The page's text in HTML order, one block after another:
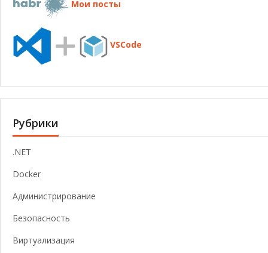
Мои посты
VSCode
Рубрики
.NET
Docker
Администрирование
Безопасность
Виртуализация